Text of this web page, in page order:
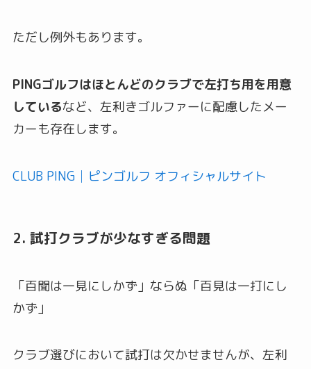
ただし例外もあります。
PINGゴルフはほとんどのクラブで左打ち用を用意
しているなど、左利きゴルファーに配慮したメー
カーも存在します。
CLUB PING│ピンゴルフ オフィシャルサイト
2. 試打クラブが少なすぎる問題
「百聞は一見にしかず」ならぬ「百見は一打にし
かず」
クラブ選びにおいて試打は欠かせませんが、左利